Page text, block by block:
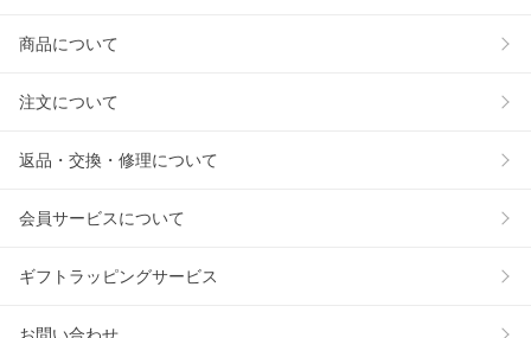
商品について
注文について
返品・交換・修理について
会員サービスについて
ギフトラッピングサービス
お問い合わせ